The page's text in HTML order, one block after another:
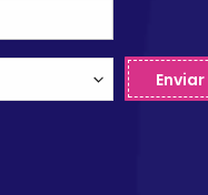
Enviar